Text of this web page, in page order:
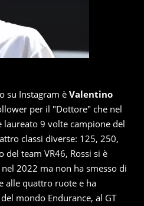
su Instagram è Valentino
per il "Dottore" che nel
laureato 9 volte campione del
classi diverse: 125, 250,
team VR46, Rossi si è
2022 ma non ha smesso di
alle quattro ruote e ha
mondo Endurance, al GT